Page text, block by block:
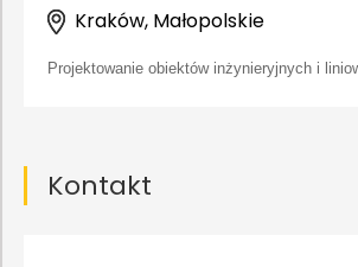
Kraków, Małopolskie
Projektowanie obiektów inżynieryjnych i
Kontakt